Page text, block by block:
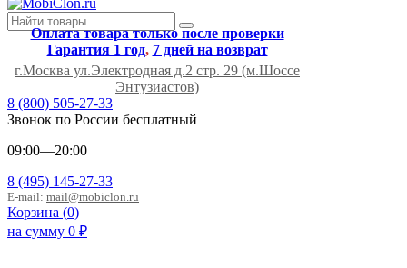
Оплата товара только после проверки
Гарантия 1 год, 7 дней на возврат
г.Москва ул.Электродная д.2 стр. 29 (м.Шоссе
Энтузиастов)
8 (800) 505-27-33
Звонок по России бесплатный
09:00—20:00
8 (495) 145-27-33
E-mail: mail@mobiclon.ru
Корзина (0)
на сумму 0 ₽